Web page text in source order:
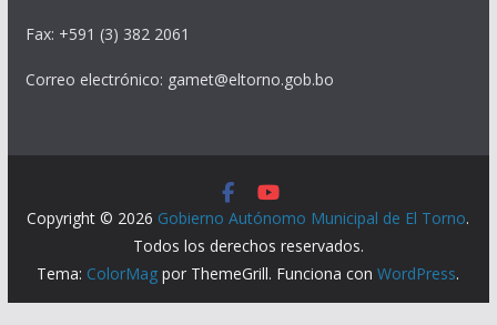
Fax: +591 (3) 382 2061
Correo electrónico: gamet@eltorno.gob.bo
Copyright © 2026 Gobierno Autónomo Municipal de El Torno.
Todos los derechos reservados.
Tema: ColorMag por ThemeGrill. Funciona conWordPress.